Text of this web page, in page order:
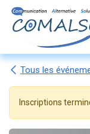
Se rendre au
Tous les
Inscriptions